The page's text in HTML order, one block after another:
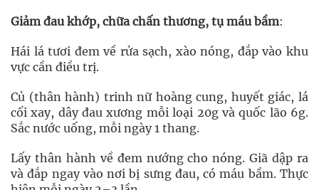
Giảm đau khớp, chữa chấn thương, tụ máu bầm:
Hái lá tươi đem về rửa sạch, xào nóng, đắp vào khu
vực cần điều trị.
Củ (thân hành) trinh nữ hoàng cung, huyết giác, lá
cối xay, dây đau xương mỗi loại 20g và quốc lão 6g.
Sắc nước uống, mỗi ngày 1 thang.
Lấy thân hành về đem nướng cho nóng. Giã dập ra
và đắp ngay vào nơi bị sưng đau, có máu bầm. Thực